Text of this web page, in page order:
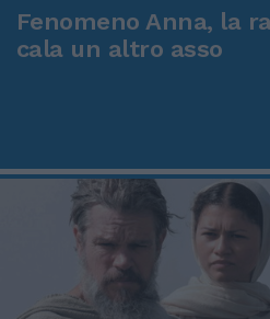
Fenomeno Anna, la
cala un altro asso